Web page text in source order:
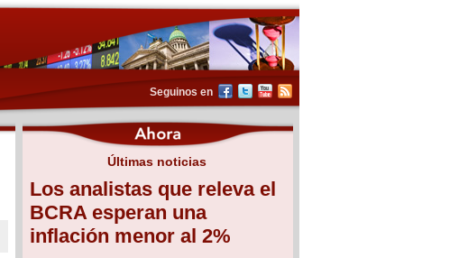
Seguinos en
Últimas noticias
Los analistas que releva el
BCRA esperan una
inflación menor al 2%